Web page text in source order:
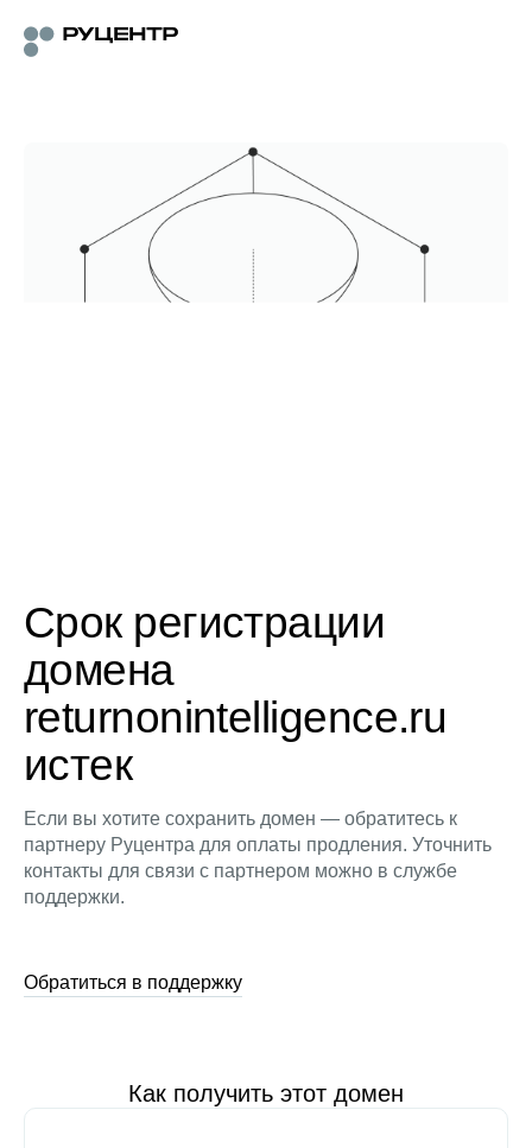
Срок регистрации
домена
returnonintelligence.ru
истек
Если вы хотите сохранить домен — обратитесь к
партнеру Руцентра для оплаты продления. Уточнить
контакты для связи с партнером можно в службе
поддержки.
Обратиться в поддержку
Как получить этот домен